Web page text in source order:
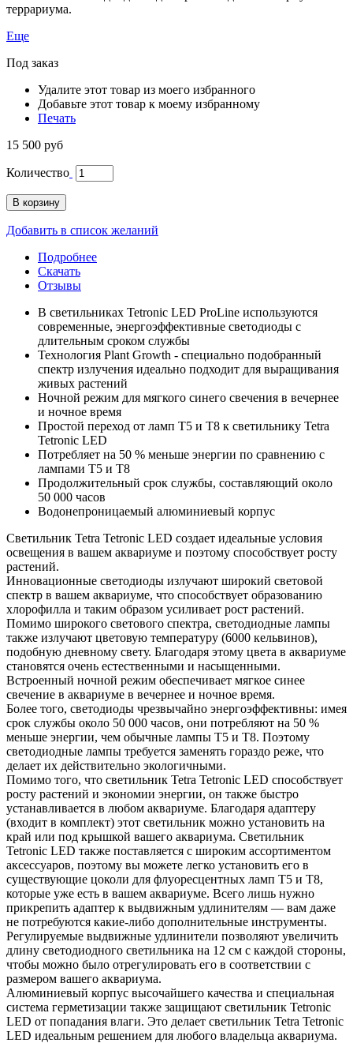
террариума.
Еще
Под заказ
Удалите этот товар из моего избранного
Добавьте этот товар к моему избранному
Печать
15 500 руб
Количество
В корзину
Добавить в список желаний
Подробнее
Скачать
Отзывы
В светильниках Tetronic LED ProLine используются
современные, энергоэффективные светодиоды с
длительным сроком службы
Технология Plant Growth - специально подобранный
спектр излучения идеально подходит для выращивания
живых растений
Ночной режим для мягкого синего свечения в вечернее
и ночное время
Простой переход от ламп T5 и T8 к светильнику Tetra
Tetronic LED
Потребляет на 50 % меньше энергии по сравнению с
лампами T5 и T8
Продолжительный срок службы, составляющий около
50 000 часов
Водонепроницаемый алюминиевый корпус
Светильник Tetra Tetronic LED создает идеальные условия
освещения в вашем аквариуме и поэтому способствует росту
растений.
Инновационные светодиоды излучают широкий световой
спектр в вашем аквариуме, что способствует образованию
хлорофилла и таким образом усиливает рост растений.
Помимо широкого светового спектра, светодиодные лампы
также излучают цветовую температуру (6000 кельвинов),
подобную дневному свету. Благодаря этому цвета в аквариуме
становятся очень естественными и насыщенными.
Встроенный ночной режим обеспечивает мягкое синее
свечение в аквариуме в вечернее и ночное время.
Более того, светодиоды чрезвычайно энергоэффективны: имея
срок службы около 50 000 часов, они потребляют на 50 %
меньше энергии, чем обычные лампы T5 и T8. Поэтому
светодиодные лампы требуется заменять гораздо реже, что
делает их действительно экологичными.
Помимо того, что светильник Tetra Tetronic LED способствует
росту растений и экономии энергии, он также быстро
устанавливается в любом аквариуме. Благодаря адаптеру
(входит в комплект) этот светильник можно установить на
край или под крышкой вашего аквариума. Светильник
Tetronic LED также поставляется с широким ассортиментом
аксессуаров, поэтому вы можете легко установить его в
существующие цоколи для флуоресцентных ламп T5 и T8,
которые уже есть в вашем аквариуме. Всего лишь нужно
прикрепить адаптер к выдвижным удлинителям — вам даже
не потребуются какие-либо дополнительные инструменты.
Регулируемые выдвижные удлинители позволяют увеличить
длину светодиодного светильника на 12 см с каждой стороны,
чтобы можно было отрегулировать его в соответствии с
размером вашего аквариума.
Алюминиевый корпус высочайшего качества и специальная
система герметизации также защищают светильник Tetronic
LED от попадания влаги. Это делает светильник Tetra Tetronic
LED идеальным решением для любого владельца аквариума.